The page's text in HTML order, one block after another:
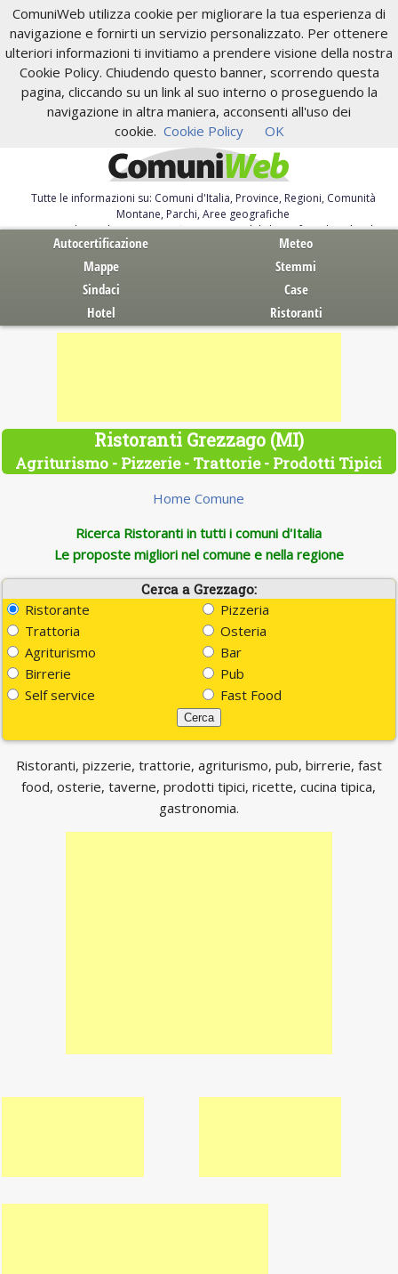
ComuniWeb utilizza cookie per migliorare la tua esperienza di
navigazione e fornirti un servizio personalizzato. Per ottenere
ulteriori informazioni ti invitiamo a prendere visione della nostra
Cookie Policy. Chiudendo questo banner, scorrendo questa
pagina, cliccando su un link al suo interno o proseguendo la
navigazione in altra maniera, acconsenti all'uso dei
cookie. Cookie Policy OK
Tutte le informazioni su: Comuni d'Italia, Province, Regioni, Comunità
Montane, Parchi, Aree geografiche
Servizi al Cittadino. Autocertificazione, moduli, leggi, free download
Autocertificazione
Meteo
Mappe
Stemmi
Sindaci
Case
Hotel
Ristoranti
Ristoranti Grezzago (MI)
Agriturismo - Pizzerie - Trattorie - Prodotti Tipici
Home Comune
Ricerca Ristoranti in tutti i comuni d'Italia
Le proposte migliori nel comune e nella regione
Cerca a Grezzago:
Ristorante
Pizzeria
Trattoria
Osteria
Agriturismo
Bar
Birrerie
Pub
Self service
Fast Food
Ristoranti, pizzerie, trattorie, agriturismo, pub, birrerie, fast
food, osterie, taverne, prodotti tipici, ricette, cucina tipica,
gastronomia.